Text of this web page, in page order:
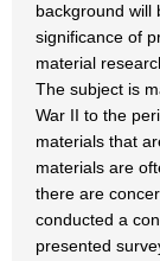
background will
significance of
material
The subject is
War II to the
materials that
materials are
there are
conducted a
presented